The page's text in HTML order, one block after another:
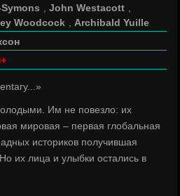
,John Westacott
Woodcock
Archibald Yuille
Им не повезло: их
мировая – первая глобальная
историков получившая
их лица и улыбки остались в